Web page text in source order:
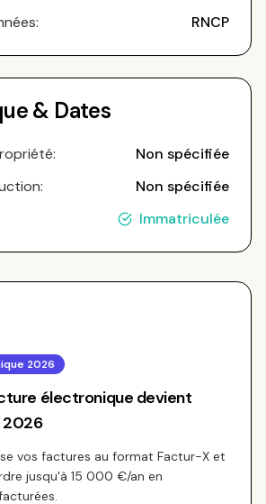
RNCP
& Dates
Non spécifiée
Non spécifiée
Immatriculée
2026
électronique devient
2026
vos factures au format Factur-X et
jusqu'à 15 000 €/an en